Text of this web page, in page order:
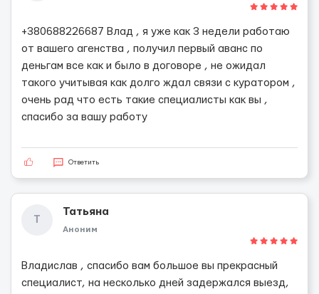
+380688226687 Влад , я уже как 3 недели работаю
от вашего агенства , получил первый аванс по
деньгам все как и было в договоре , не ожидал
такого учитывая как долго ждал связи с куратором ,
очень рад что есть такие специалисты как вы ,
спасибо за вашу работу
Ответить
Т
Татьяна
Аноним
Владислав , спасибо вам большое вы прекрасный
специалист, на несколько дней задержался выезд,